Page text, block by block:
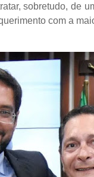
sobretudo, de
com a